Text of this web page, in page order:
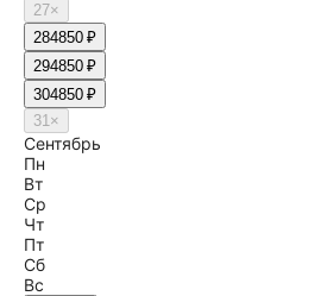
27×
284850 ₽
294850 ₽
304850 ₽
31×
Сентябрь
Пн
Вт
Ср
Чт
Пт
Сб
Вс